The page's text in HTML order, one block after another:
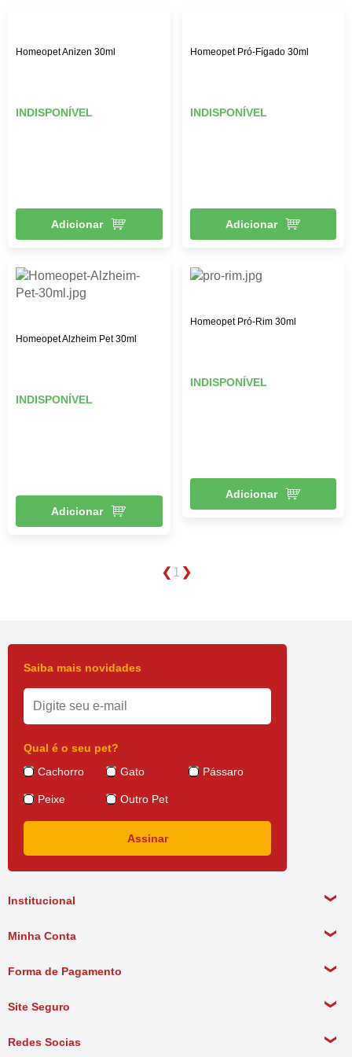
Homeopet Anizen 30ml
INDISPONÍVEL
Adicionar
Homeopet Pró-Fígado 30ml
INDISPONÍVEL
Adicionar
Homeopet Alzheim Pet 30ml
INDISPONÍVEL
Adicionar
Homeopet Pró-Rim 30ml
INDISPONÍVEL
Adicionar
1
Institucional
Política de Pagamento
Política de Entrega
Minha Conta
Forma de Pagamento
Site Seguro
Redes Socias
Saiba mais novidades
Qual é o seu pet?
Cachorro
Gato Pássaro
Peixe Outro Pet